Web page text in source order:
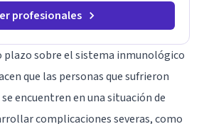
profesionales
plazo sobre el sistema inmunológico
que las personas que sufrieron
encuentren en una situación de
complicaciones severas, como